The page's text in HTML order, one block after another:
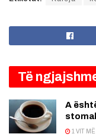
Të
A
1 VIT